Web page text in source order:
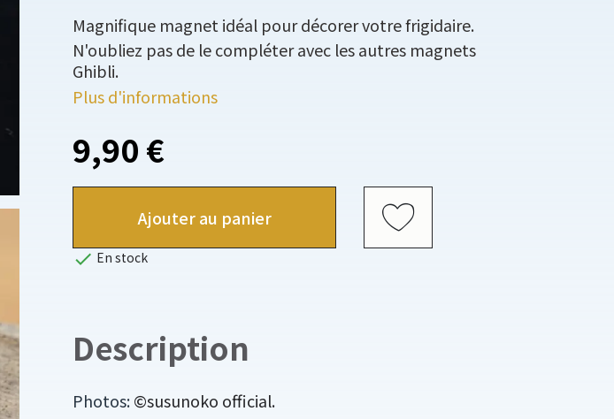
Magnifique magnet idéal pour décorer votre frigidaire.
N'oubliez pas de le compléter avec les autres magnets
Ghibli.
Plus d'informations
9,90 €
Ajouter au panier
 En stock
Description
Photos:©susunoko official.